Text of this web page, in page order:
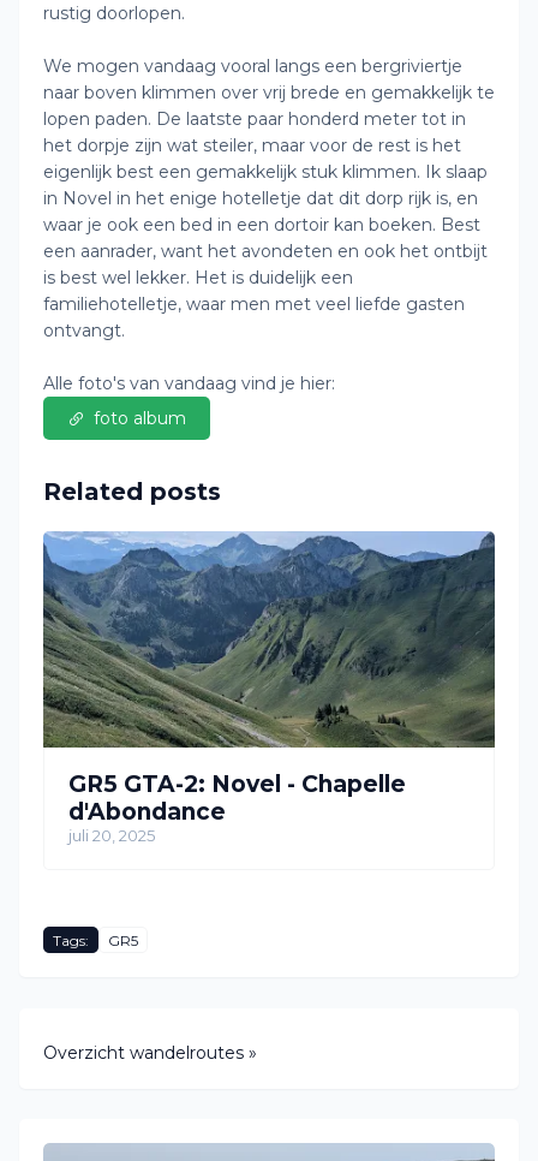
rustig doorlopen.
We mogen vandaag vooral langs een bergriviertje
naar boven klimmen over vrij brede en gemakkelijk te
lopen paden. De laatste paar honderd meter tot in
het dorpje zijn wat steiler, maar voor de rest is het
eigenlijk best een gemakkelijk stuk klimmen. Ik slaap
in Novel in het enige hotelletje dat dit dorp rijk is, en
waar je ook een bed in een dortoir kan boeken. Best
een aanrader, want het avondeten en ook het ontbijt
is best wel lekker. Het is duidelijk een
familiehotelletje, waar men met veel liefde gasten
ontvangt.
Alle foto's van vandaag vind je hier:
foto album
Related posts
GR5 GTA-2: Novel - Chapelle
d'Abondance
juli 20, 2025
Tags: GR5
Overzicht wandelroutes »